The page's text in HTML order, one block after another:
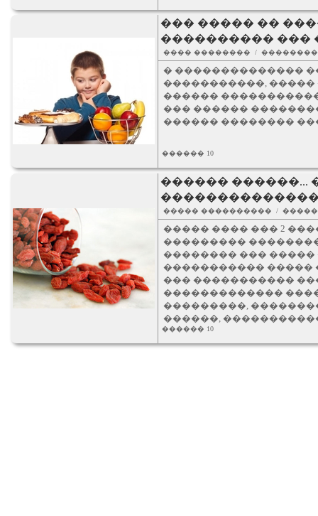
��� ����� ��
���������� ���
���� �������� /
� ��������������
�����������,
������
��� ������
������ ��������
������ 10
������ ������...
����� ���������� /
����� ���� ��� 2
���������
�������� ��� �����
����������� �����
��� �����������
�������������
���������,
������,
������ 10